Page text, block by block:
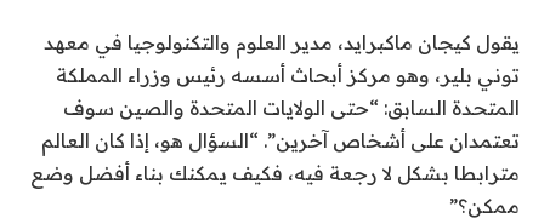
يقول كيجان ماكبرايد، مدير العلوم والتكنولوجيا في معهد
توني بلير، وهو مركز أبحاث أسسه رئيس وزراء المملكة
المتحدة السابق: “حتى الولايات المتحدة والصين سوف
تعتمدان على أشخاص آخرين”. “السؤال هو، إذا كان العالم
مترابطا بشكل لا رجعة فيه، فكيف يمكنك بناء أفضل وضع
ممكن؟”